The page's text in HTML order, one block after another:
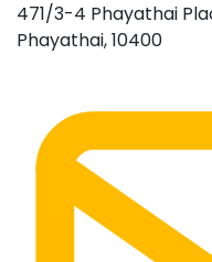
471/3-4 Phayathai
Phayathai, 10400